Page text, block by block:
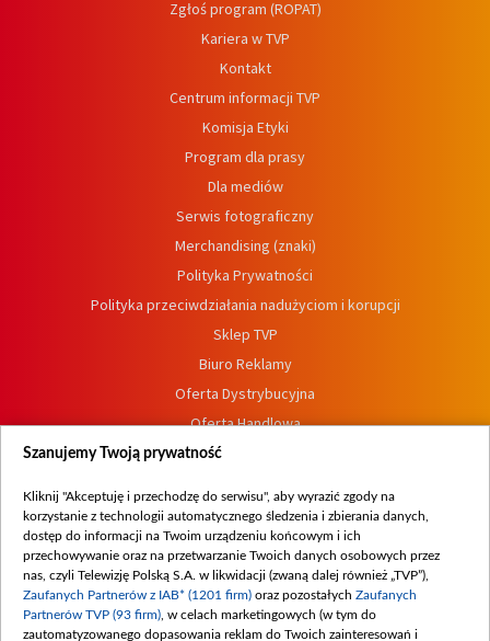
Zgłoś program (ROPAT)
Kariera w TVP
Kontakt
Centrum informacji TVP
Komisja Etyki
Program dla prasy
Dla mediów
Serwis fotograficzny
Merchandising (znaki)
Polityka Prywatności
Polityka przeciwdziałania nadużyciom i korupcji
Sklep TVP
Biuro Reklamy
Oferta Dystrybucyjna
Oferta Handlowa
Dostępność
Procedura zgłoszeń wewnętrznych
Szanujemy Twoją prywatność
Kliknij "Akceptuję i przechodzę do serwisu", aby wyrazić zgody na
korzystanie z technologii automatycznego śledzenia i zbierania danych,
dostęp do informacji na Twoim urządzeniu końcowym i ich
przechowywanie oraz na przetwarzanie Twoich danych osobowych przez
nas, czyli Telewizję Polską S.A. w likwidacji (zwaną dalej również „TVP”),
Zaufanych Partnerów z IAB* (1201 firm) oraz pozostałych Zaufanych
Partnerów TVP (93 firm) , w celach marketingowych (w tym do
zautomatyzowanego dopasowania reklam do Twoich zainteresowań i